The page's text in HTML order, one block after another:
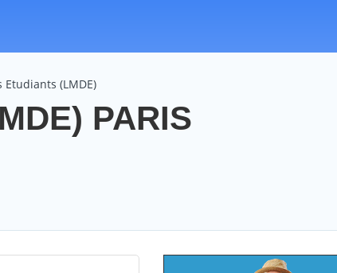
(LMDE)
PARIS